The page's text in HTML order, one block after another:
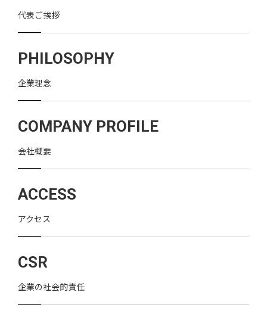
代表ご挨拶
PHILOSOPHY
企業理念
COMPANY PROFILE
会社概要
ACCESS
アクセス
CSR
企業の社会的責任